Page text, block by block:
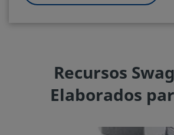
Recursos
Elaborados